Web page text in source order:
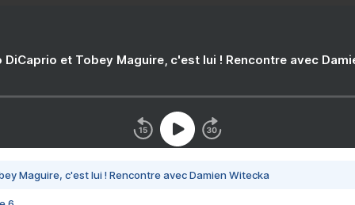
DiCaprio et Tobey Maguire, c'est lui ! Rencontre avec
Maguire, c'est lui ! Rencontre avec Damien Witecka